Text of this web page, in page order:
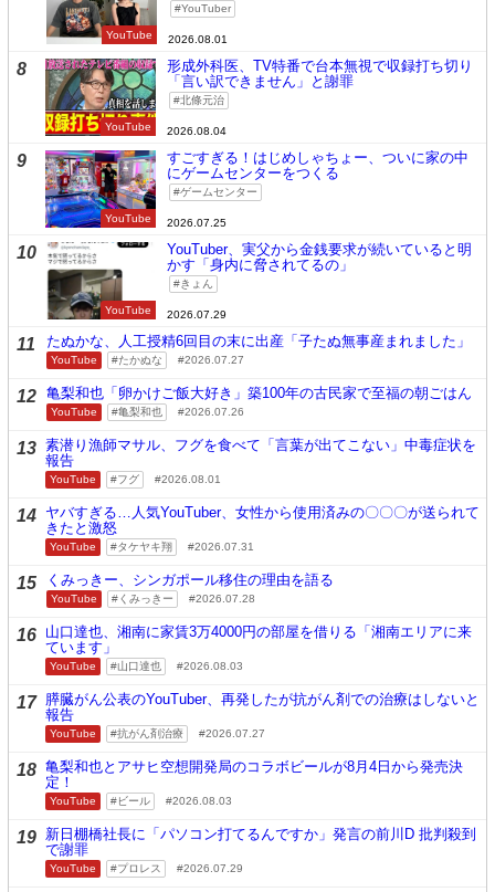
YouTube
YouTuber
2026.08.01
8
YouTube
形成外科医、TV特番で台本無視で収録打ち切り
「言い訳できません」と謝罪
北條元治
2026.08.04
9
YouTube
すごすぎる！はじめしゃちょー、ついに家の中
にゲームセンターをつくる
ゲームセンター
2026.07.25
10
YouTube
YouTuber、実父から金銭要求が続いていると明
かす「身内に脅されてるの」
きょん
2026.07.29
11 たぬかな、人工授精6回目の末に出産「子たぬ無事産まれました」
YouTube たかぬな 2026.07.27
12 亀梨和也「卵かけご飯大好き」築100年の古民家で至福の朝ごはん
YouTube 亀梨和也 2026.07.26
13 素潜り漁師マサル、フグを食べて「言葉が出てこない」中毒症状を
報告
YouTube フグ 2026.08.01
14 ヤバすぎる…人気YouTuber、女性から使用済みの〇〇〇が送られて
きたと激怒
YouTube タケヤキ翔 2026.07.31
15 くみっきー、シンガポール移住の理由を語る
YouTube くみっきー 2026.07.28
16 山口達也、湘南に家賃3万4000円の部屋を借りる「湘南エリアに来
ています」
YouTube 山口達也 2026.08.03
17 膵臓がん公表のYouTuber、再発したが抗がん剤での治療はしないと
報告
YouTube 抗がん剤治療 2026.07.27
18 亀梨和也とアサヒ空想開発局のコラボビールが8月4日から発売決
定！
YouTube ビール 2026.08.03
19 新日棚橋社長に「パソコン打てるんですか」発言の前川D 批判殺到
で謝罪
YouTube プロレス 2026.07.29